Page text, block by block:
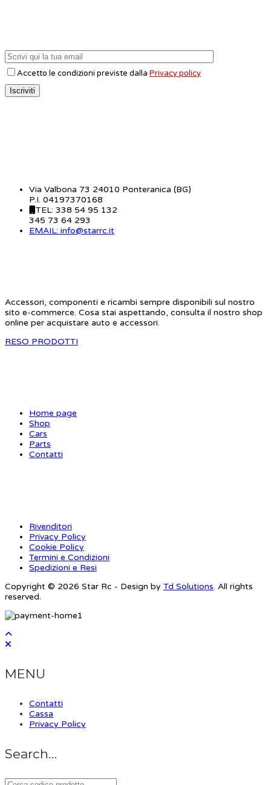
Accetto le condizioni previste dalla Privacy policy
Via Valbona 73 24010 Ponteranica (BG)
P.I. 04197370168
TEL: 338 54 95 132
345 73 64 293
EMAIL: info@starrc.it
Accessori, componenti e ricambi sempre disponibili sul nostro
sito e-commerce. Cosa stai aspettando, consulta il nostro shop
online per acquistare auto e accessori.
RESO PRODOTTI
Home page
Shop
Cars
Parts
Contatti
Rivenditori
Privacy Policy
Cookie Policy
Termini e Condizioni
Spedizioni e Resi
Copyright © 2026 Star Rc - Design by Td Solutions. All rights
reserved.
MENU
Contatti
Cassa
Privacy Policy
Search…